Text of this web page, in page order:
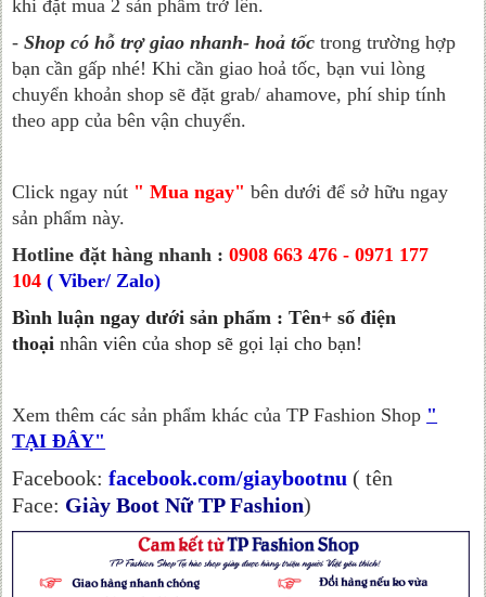
khi đặt mua 2 sản phẩm trở lên.
-Shop có hỗ trợ giao nhanh- hoả tốc trong trường hợp
bạn cần gấp nhé! Khi cần giao hoả tốc, bạn vui lòng
chuyển khoản shop sẽ đặt grab/ ahamove, phí ship tính
theo app của bên vận chuyển.
Click ngay nút " Mua ngay"bên dưới để sở hữu ngay
sản phẩm này.
Hotline đặt hàng nhanh :0908 663 476 - 0971 177
104 ( Viber/ Zalo)
Bình luận ngay dưới sản phẩm : Tên+ số điện
thoại nhân viên của shop sẽ gọi lại cho bạn!
Xem thêm các sản phẩm khác của TP Fashion Shop "
TẠI ĐÂY"
Facebook:facebook.com/giaybootnu ( tên
Face: Giày Boot Nữ TP Fashion)